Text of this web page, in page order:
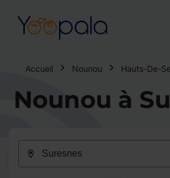
Accueil Nounou Hauts-De-
Nounou à